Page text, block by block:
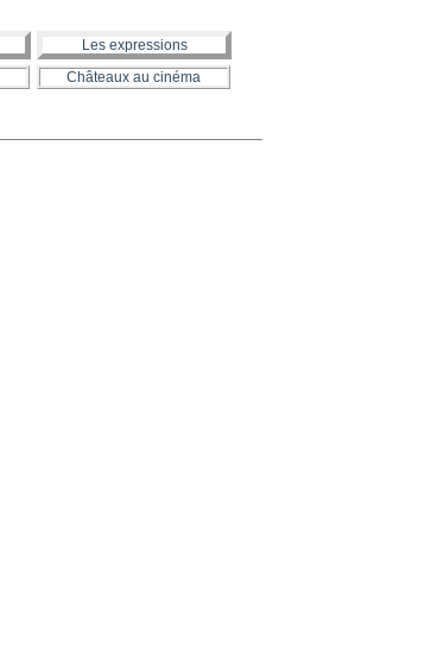
Les expressions
Châteaux au cinéma